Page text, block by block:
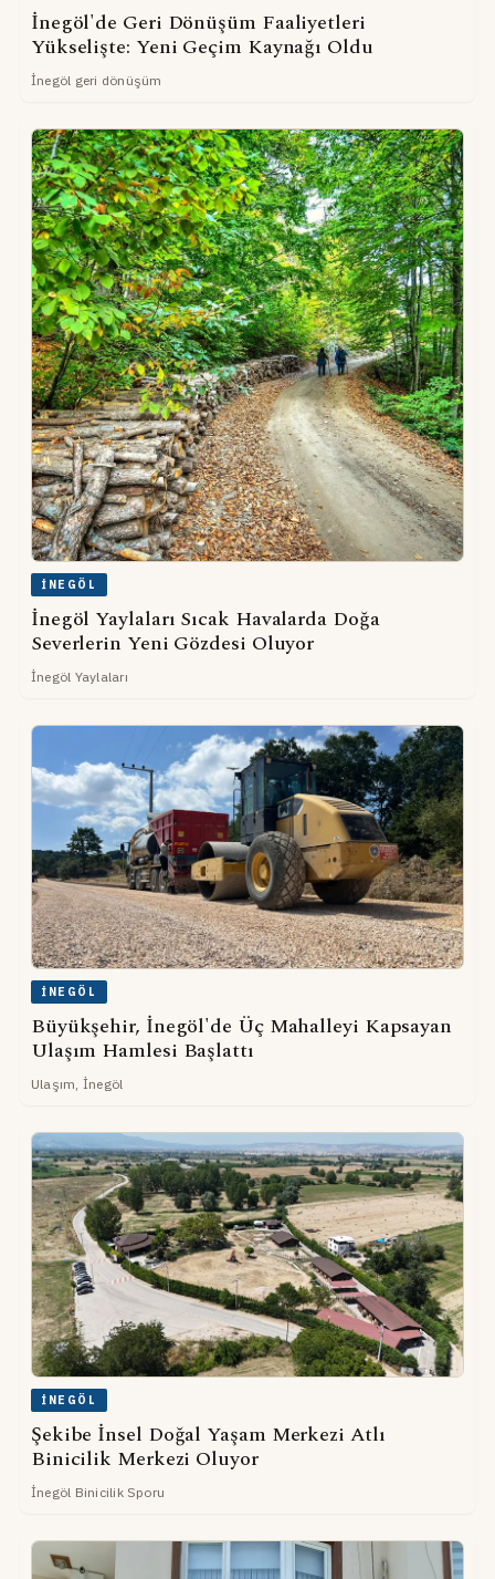
İnegöl'de Geri Dönüşüm Faaliyetleri
Yükselişte: Yeni Geçim Kaynağı Oldu
İnegöl geri dönüşüm
İNEGÖL
İnegöl Yaylaları Sıcak Havalarda Doğa
Severlerin Yeni Gözdesi Oluyor
İnegöl Yaylaları
İNEGÖL
Büyükşehir, İnegöl'de Üç Mahalleyi Kapsayan
Ulaşım Hamlesi Başlattı
Ulaşım, İnegöl
İNEGÖL
Şekibe İnsel Doğal Yaşam Merkezi Atlı
Binicilik Merkezi Oluyor
İnegöl Binicilik Sporu